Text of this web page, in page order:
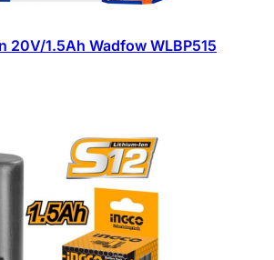
20V/1.5Ah Wadfow WLBP515